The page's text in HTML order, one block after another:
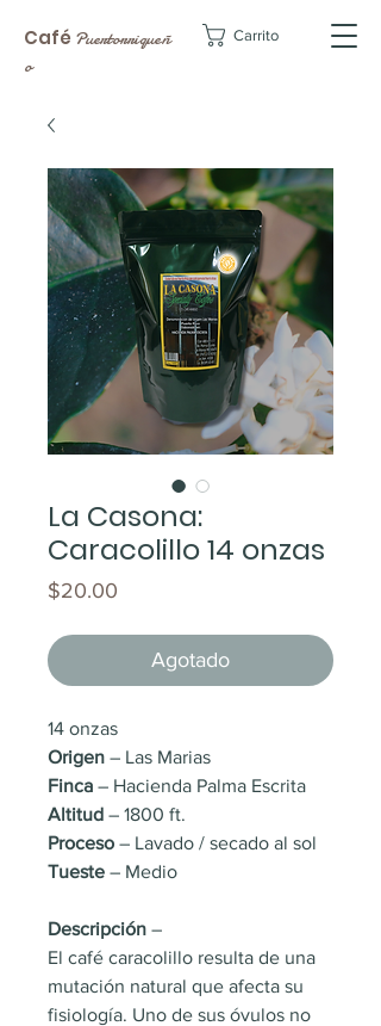
Café Puertorriqueñ
o
Carrito
La Casona:
Caracolillo 14 onzas
$20.00
Agotado
14 onzas
Origen – Las Marias
Finca – Hacienda Palma Escrita
Altitud – 1800 ft.
Proceso – Lavado / secado al sol
Tueste – Medio
Descripción –
El café caracolillo resulta de una
mutación natural que afecta su
fisiología. Uno de sus óvulos no